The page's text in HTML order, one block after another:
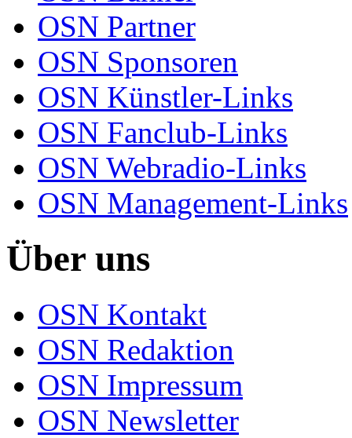
OSN Partner
OSN Sponsoren
OSN Künstler-Links
OSN Fanclub-Links
OSN Webradio-Links
OSN Management-Links
Über uns
OSN Kontakt
OSN Redaktion
OSN Impressum
OSN Newsletter